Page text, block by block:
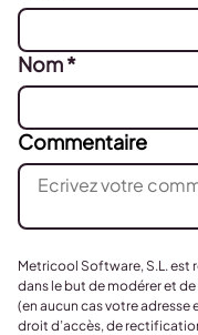
Nom*
Commentaire
Metricool Software, S.L. est
dans le but de modérer et
(en aucun cas votre adresse
droit d’accès, de